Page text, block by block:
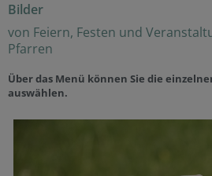
Bilder
von Feiern, Festen und
Pfarren
Über das Menü können Sie die
auswählen.